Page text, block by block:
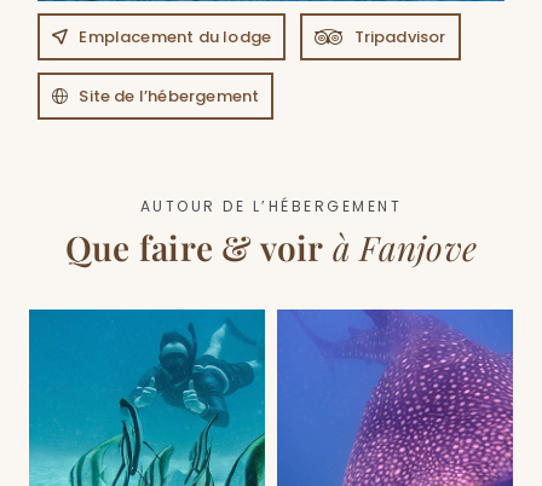
Emplacement du lodge Tripadvisor
Site de l’hébergement
AUTOUR DE L’HÉBERGEMENT
Que faire & voir à Fanjove